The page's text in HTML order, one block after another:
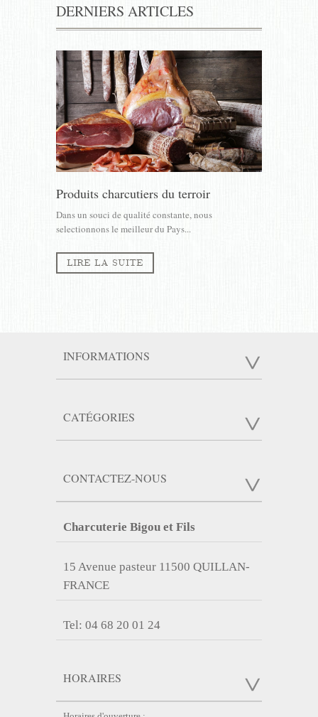
DERNIERS ARTICLES
Produits charcutiers du terroir
Dans un souci de qualité constante, nous
selectionnons le meilleur du Pays...
LIRE LA SUITE
INFORMATIONS
CATÉGORIES
CONTACTEZ-NOUS
Charcuterie Bigou et Fils
15 Avenue pasteur 11500 QUILLAN-
FRANCE
Tel: 04 68 20 01 24
HORAIRES